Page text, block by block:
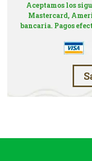
Aceptamos los
Mastercard,
bancaria. Pagos